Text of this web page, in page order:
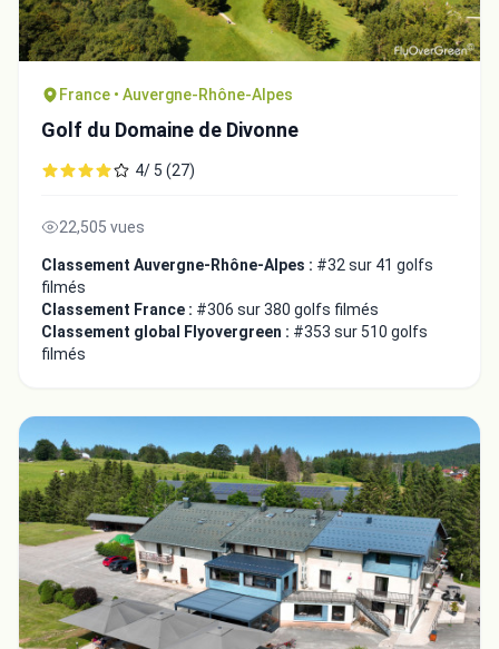
France • Auvergne-Rhône-Alpes
Golf du Domaine de Divonne
4/ 5 (27)
22,505 vues
Classement Auvergne-Rhône-Alpes : #32 sur 41 golfs
filmés
Classement France : #306 sur 380 golfs filmés
Classement global Flyovergreen : #353 sur 510 golfs
filmés